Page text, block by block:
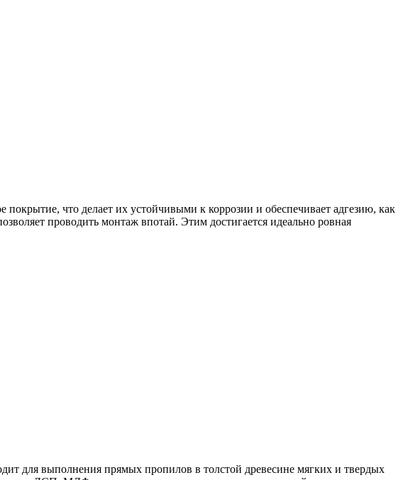
что делает их устойчивыми к коррозии и обеспечивает адгезию, как
проводить монтаж впотай. Этим достигается идеально ровная
для выполнения прямых пропилов в толстой древесине мягких и твердых